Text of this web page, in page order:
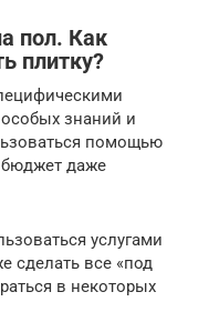
пол. Как
плитку?
знаний и
помощью
бюджет даже
услугами
сделать все «под
в некоторых